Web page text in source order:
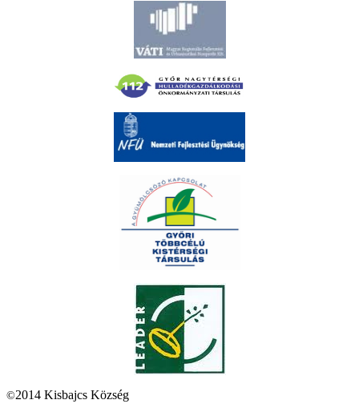
©2014 Kisbajcs Község